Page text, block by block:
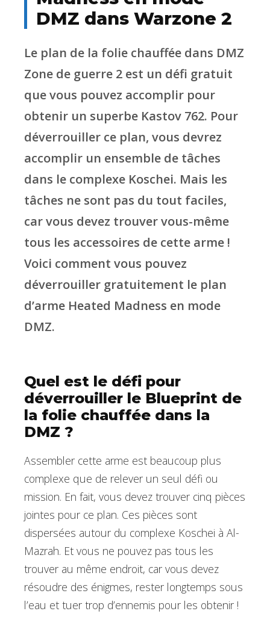
DMZ dans Warzone 2
Le plan de la folie chauffée dans DMZ
Zone de guerre 2 est un défi gratuit
que vous pouvez accomplir pour
obtenir un superbe Kastov 762. Pour
déverrouiller ce plan, vous devrez
accomplir un ensemble de tâches
dans le complexe Koschei. Mais les
tâches ne sont pas du tout faciles,
car vous devez trouver vous-même
tous les accessoires de cette arme !
Voici comment vous pouvez
déverrouiller gratuitement le plan
d’arme Heated Madness en mode
DMZ.
Quel est le défi pour
déverrouiller le Blueprint de
la folie chauffée dans la
DMZ ?
Assembler cette arme est beaucoup plus
complexe que de relever un seul défi ou
mission. En fait, vous devez trouver cinq pièces
jointes pour ce plan. Ces pièces sont
dispersées autour du complexe Koschei à Al-
Mazrah. Et vous ne pouvez pas tous les
trouver au même endroit, car vous devez
résoudre des énigmes, rester longtemps sous
l’eau et tuer trop d’ennemis pour les obtenir !